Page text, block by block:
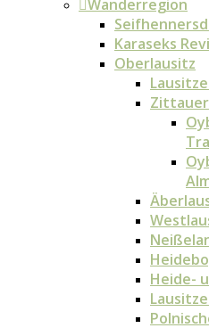
Wanderregion
Karaseks
Oberlausitz
Heide-